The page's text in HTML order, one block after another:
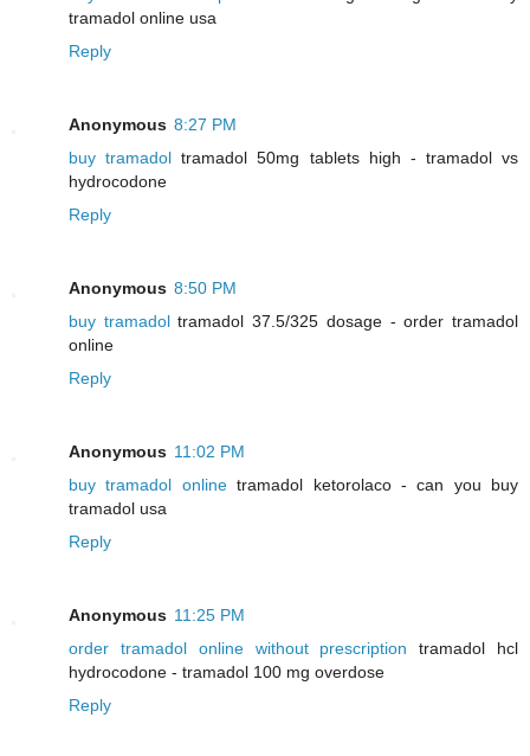
tramadol online usa
Reply
Anonymous 8:27 PM
buy tramadol tramadol 50mg tablets high - tramadol vs
hydrocodone
Reply
Anonymous 8:50 PM
buy tramadoltramadol 37.5/325 dosage - order tramadol
online
Reply
Anonymous 11:02 PM
buy tramadol onlinetramadol ketorolaco - can you buy
tramadol usa
Reply
Anonymous 11:25 PM
order tramadol online without prescription tramadol hcl
hydrocodone - tramadol 100 mg overdose
Reply